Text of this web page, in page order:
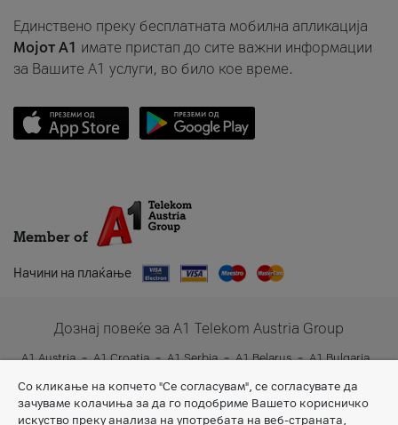
Единствено преку бесплатната мобилна апликација
Мојот A1 имате пристап до сите важни информации
за Вашите A1 услуги, во било кое време.
Member of
Начини на плаќање
Дознај повеќе за A1 Telekom Austria Group
A1 Austria A1 Croatia A1 Serbia A1 Belarus
A1 Bulgaria
Со кликање на копчето "Се согласувам", се согласувате да
зачуваме колачиња за да го подобриме Вашето корисничко
искуство преку анализа на употребата на веб-страната,